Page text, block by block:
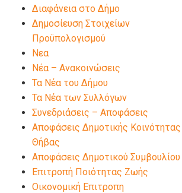
Διαφάνεια στο Δήμο
Δημοσίευση Στοιχείων
Προϋπολογισμού
Νεα
Νέα – Ανακοινώσεις
Τα Νέα του Δήμου
Τα Νέα των Συλλόγων
Συνεδριάσεις – Αποφάσεις
Αποφάσεις Δημοτικής Κοινότητας
Θήβας
Αποφάσεις Δημοτικού Συμβουλίου
Επιτροπή Ποιότητας Ζωής
Οικονομική Επιτροπη